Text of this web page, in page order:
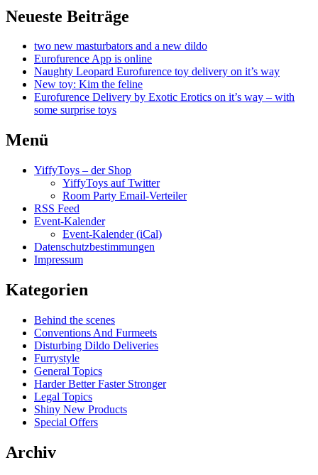
Neueste Beiträge
two new masturbators and a new dildo
Eurofurence App is online
Naughty Leopard Eurofurence toy delivery on it’s way
New toy: Kim the feline
Eurofurence Delivery by Exotic Erotics on it’s way – with
some surprise toys
Menü
YiffyToys – der Shop
YiffyToys auf Twitter
Room Party Email-Verteiler
RSS Feed
Event-Kalender
Event-Kalender (iCal)
Datenschutzbestimmungen
Impressum
Kategorien
Behind the scenes
Conventions And Furmeets
Disturbing Dildo Deliveries
Furrystyle
General Topics
Harder Better Faster Stronger
Legal Topics
Shiny New Products
Special Offers
Archiv